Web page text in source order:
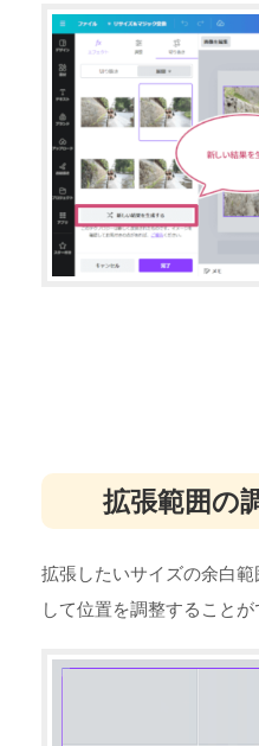
拡張範囲の
拡張したいサイズの余白
して位置を調整することが